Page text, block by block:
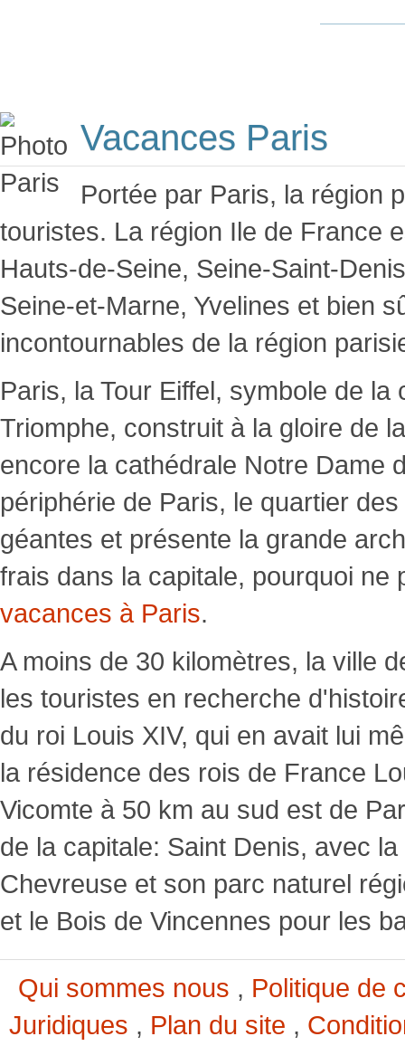
Vacances Paris
Portée par Paris, la région
touristes. La région Ile de France
Hauts-de-Seine, Seine-Saint-
Seine-et-Marne, Yvelines et bien
incontournables de la région
Paris, la Tour Eiffel, symbole de la
Triomphe, construit à la gloire de
encore la cathédrale Notre Dame
périphérie de Paris, le quartier
géantes et présente la grande
frais dans la capitale, pourquoi ne
vacances à Paris.
A moins de 30 kilomètres, la ville
les touristes en recherche
du roi Louis XIV, qui en avait lui
la résidence des rois de France
Vicomte à 50 km au sud est de
de la capitale: Saint Denis, avec
Chevreuse et son parc naturel
et le Bois de Vincennes pour les
Qui sommes nous , Politique de
Juridiques , Plan du site ,